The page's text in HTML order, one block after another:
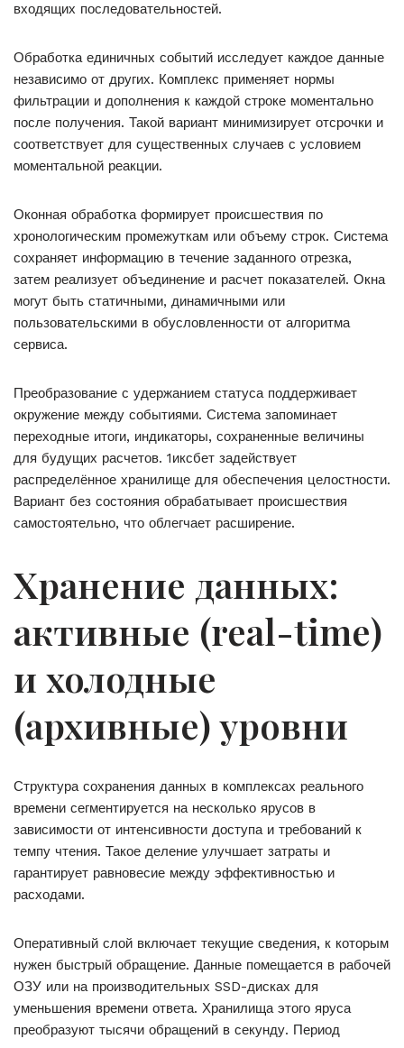
входящих последовательностей.
Обработка единичных событий исследует каждое данные
независимо от других. Комплекс применяет нормы
фильтрации и дополнения к каждой строке моментально
после получения. Такой вариант минимизирует отсрочки и
соответствует для существенных случаев с условием
моментальной реакции.
Оконная обработка формирует происшествия по
хронологическим промежуткам или объему строк. Система
сохраняет информацию в течение заданного отрезка,
затем реализует объединение и расчет показателей. Окна
могут быть статичными, динамичными или
пользовательскими в обусловленности от алгоритма
сервиса.
Преобразование с удержанием статуса поддерживает
окружение между событиями. Система запоминает
переходные итоги, индикаторы, сохраненные величины
для будущих расчетов. 1иксбет задействует
распределённое хранилище для обеспечения целостности.
Вариант без состояния обрабатывает происшествия
самостоятельно, что облегчает расширение.
Хранение данных:
активные (real-time)
и холодные
(архивные) уровни
Структура сохранения данных в комплексах реального
времени сегментируется на несколько ярусов в
зависимости от интенсивности доступа и требований к
темпу чтения. Такое деление улучшает затраты и
гарантирует равновесие между эффективностью и
расходами.
Оперативный слой включает текущие сведения, к которым
нужен быстрый обращение. Данные помещается в рабочей
ОЗУ или на производительных SSD-дисках для
уменьшения времени ответа. Хранилища этого яруса
преобразуют тысячи обращений в секунду. Период